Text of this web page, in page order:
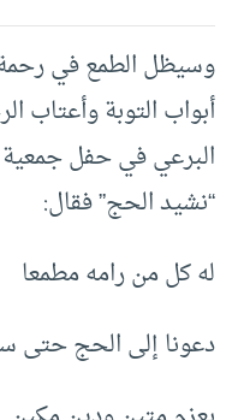
وسيظل الطمع في
أبواب التوبة وأعتاب
“نشيد الحج” فقال:
له كل من رامه مطمعا
دعونا إلى الحج حتى